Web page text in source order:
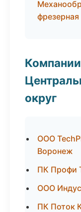
фрезерная
округ
ООО
Воронеж
ПК Профи
ООО
ПК Поток